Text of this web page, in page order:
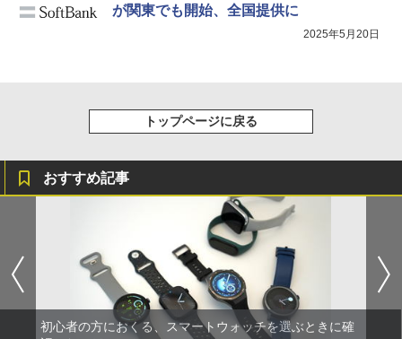
が関東でも開始、全国提供に
2025年5月20日
トップページに戻る
おすすめ記事
初心者の方におくる、スマートウォッチを選ぶときに確